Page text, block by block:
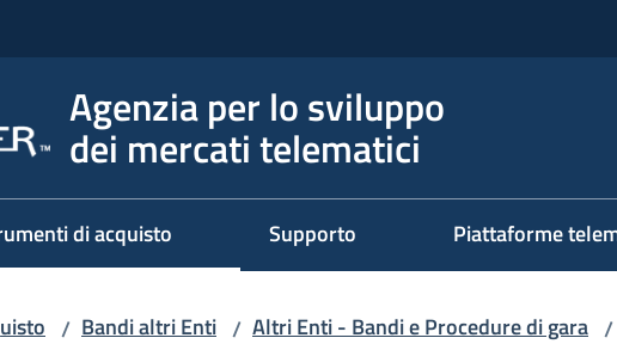
Agenzia per lo sviluppo
dei mercati telematici
di acquisto Supporto Piattaforme
/ Bandi altri Enti / Altri Enti - Bandi e Procedure di gara /